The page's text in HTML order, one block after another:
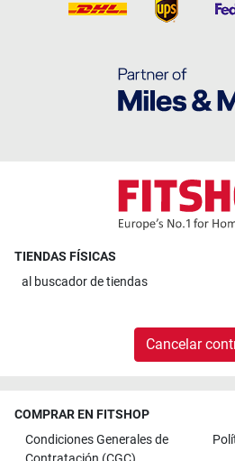
TIENDAS FÍSICAS
al buscador de tiendas
Cancelar
COMPRAR EN FITSHOP
Condiciones Generales de